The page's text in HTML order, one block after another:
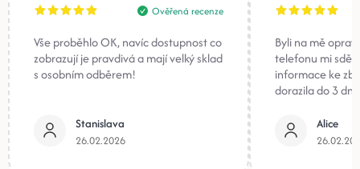
Ověřená recenze
Vše proběhlo OK, navíc dostupnost co
zobrazují je pravdivá a mají velký sklad
s osobním odběrem!
Stanislava
26.02.2026
Byli na mě
telefonu mi
informace ke
dorazila do 3
Alice